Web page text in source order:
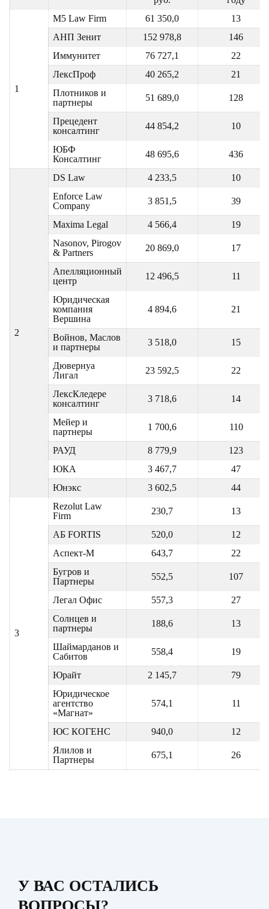
1
M5 Law Firm 61 350,0
13
АНП Зенит
152 978,8
146
Иммунитет
76 727,1
22
ЛексПроф
40 265,2
21
Плотников и
партнеры
51 689,0 128
Прецедент
консалтинг
44 854,2 10
ЮБФ
Консалтинг
48 695,6 436
2
DS Law 4 233,5
10
Enforce Law
Company
3 851,5 39
Maxima Legal 4 566,4
19
Nasonov, Pirogov
& Partners
20 869,0 17
Апелляционный
центр
12 496,5 11
Юридическая
компания
Вершина
4 894,6 21
Войнов, Маслов
и партнеры
3 518,0 15
Дювернуа
Лигал
23 592,5 22
ЛексКледере
консалтинг
3 718,6 14
Мейер и
партнеры
1 700,6 110
РАУД 8 779,9
123
ЮКА
3 467,7
47
Юнэкс
3 602,5 44
3
Rezolut Law
Firm
230,7 13
АБ FORTIS 520,0
12
Аспект-М
643,7
22
Бугров и
Партнеры
552,5 107
Легал Офис 557,3
27
Солнцев и
партнеры
188,6 13
Шаймарданов и
Сабитов
558,4 19
Юрайт 2 145,7
79
Юридическое
агентство
«Магнат»
574,1 11
ЮС КОГЕНС 940,0
12
Ялилов и
Партнеры
675,1 26
У ВАС ОСТАЛИСЬ